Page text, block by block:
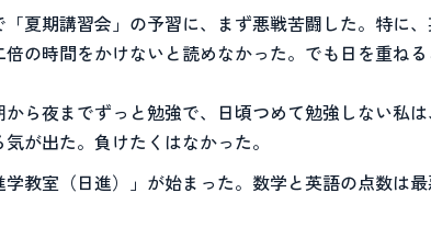
夏期講習会」の予習に、まず悪戦苦闘した。特に
の時間をかけないと読めなかった。でも日を重ね
ら夜までずっと勉強で、日頃つめて勉強しない私
が出た。負けたくはなかった。
教室（日進）」が始まった。数学と英語の点数は